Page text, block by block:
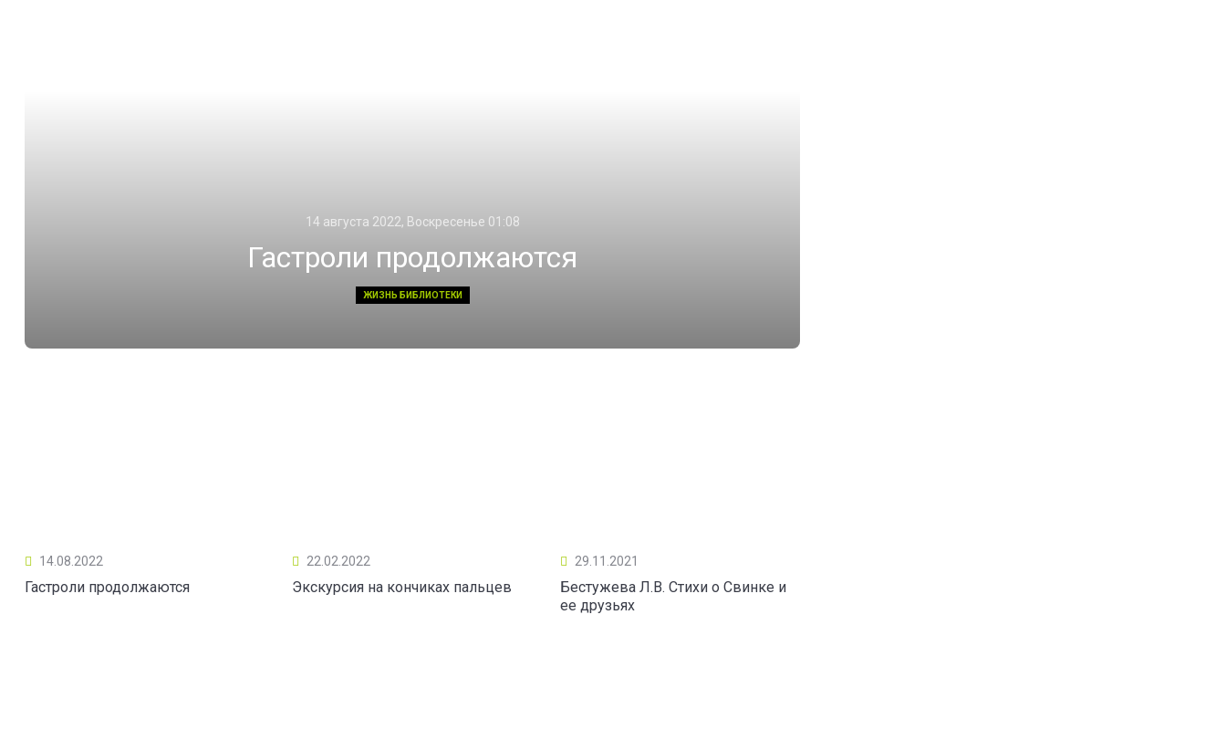
14 августа 2022, Воскресенье 01:08
Гастроли продолжаются
ЖИЗНЬ БИБЛИОТЕКИ
14.08.2022
Гастроли продолжаются
22.02.2022
Экскурсия на кончиках пальцев
29.11.2021
Бестужева Л.В. Стихи о Свинке и
ее друзьях